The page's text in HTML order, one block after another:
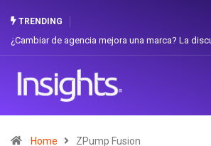
TRENDING
¿Cambiar de agencia mejora una marca? La
Home ZPump Fusion